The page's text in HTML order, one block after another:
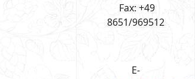
Fax: +49
8651/969512
E-